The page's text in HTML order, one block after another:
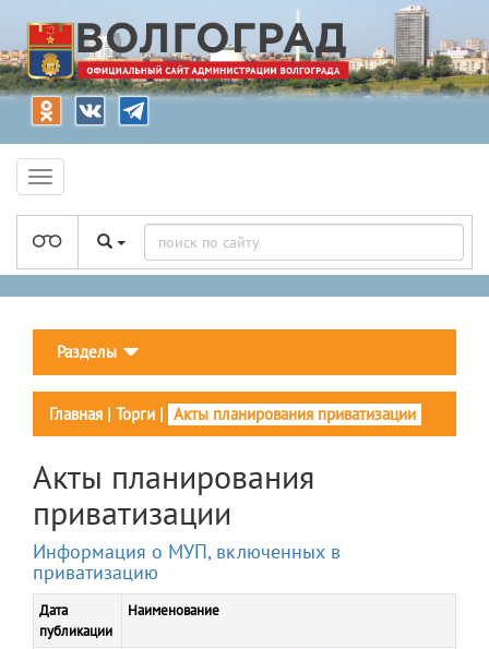
Разделы
Главная | Торги | Акты планирования приватизации
Акты планирования
приватизации
Информация о МУП, включенных в
приватизацию
Дата
публикации
Наименование